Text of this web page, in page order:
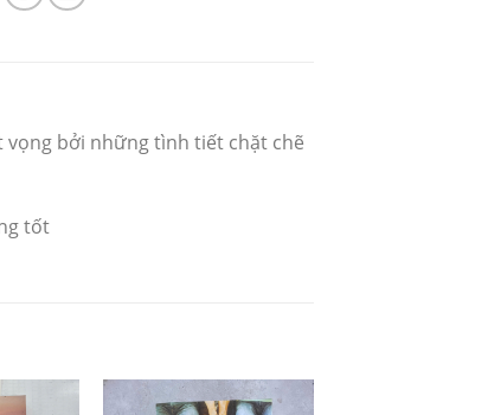
bởi những tình tiết chặt chẽ
tốt